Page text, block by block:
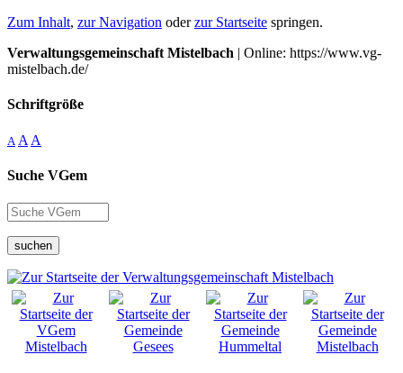
Zum Inhalt, zur Navigation oderzur Startseite springen.
Verwaltungsgemeinschaft Mistelbach | Online: https://www.vg-
mistelbach.de/
Schriftgröße
A A A
Suche VGem
suchen